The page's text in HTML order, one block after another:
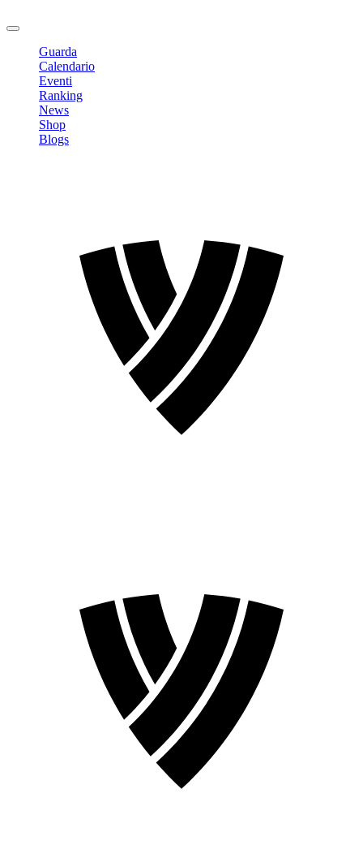
Guarda
Calendario
Eventi
Ranking
News
Shop
Blogs